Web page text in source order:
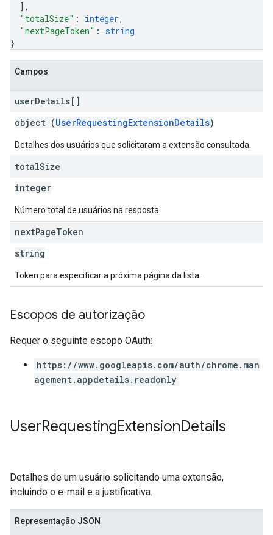
] ,
"totalSize" : integer,
"nextPageToken" : string
}
Campos
userDetails[]
object (UserRequestingExtensionDetails)
Detalhes dos usuários que solicitaram a extensão consultada.
totalSize
integer
Número total de usuários na resposta.
nextPageToken
string
Token para especificar a próxima página da lista.
Escopos de autorização
Requer o seguinte escopo OAuth:
https://www.googleapis.com/auth/chrome.man
agement.appdetails.readonly
UserRequestingExtensionDetails
Detalhes de um usuário solicitando uma extensão,
incluindo o e-mail e a justificativa.
Representação JSON